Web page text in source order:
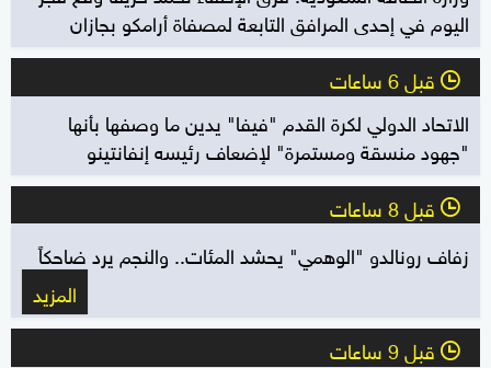
اليوم في إحدى المرافق التابعة لمصفاة أرامكو بجازان
l قبل 6 ساعات
الاتحاد الدولي لكرة القدم "فيفا" يدين ما وصفها بأنها
"جهود منسقة ومستمرة" لإضعاف رئيسه إنفانتينو
l قبل 8 ساعات
زفاف رونالدو "الوهمي" يحشد المئات.. والنجم يرد ضاحكاً
المزيد
l قبل 9 ساعات